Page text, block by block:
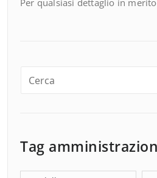
Per qualsiasi dettaglio in
Tag